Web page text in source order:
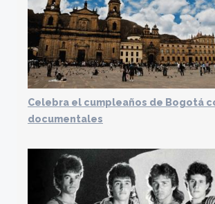
Celebra el cumpleaños de Bogotá
documentales